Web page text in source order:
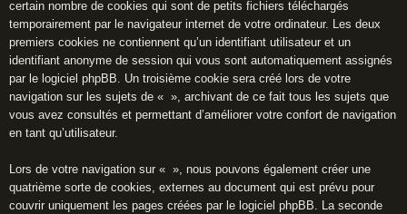
certain nombre de cookies qui sont de petits fichiers téléchargés
temporairement par le navigateur internet de votre ordinateur. Les deux
premiers cookies ne contiennent qu’un identifiant utilisateur et un
identifiant anonyme de session qui vous sont automatiquement assignés
par le logiciel phpBB. Un troisième cookie sera créé lors de votre
navigation sur les sujets de « », archivant de ce fait tous les sujets que
vous avez consultés et permettant d’améliorer votre confort de navigation
en tant qu’utilisateur.
Lors de votre navigation sur « », nous pouvons également créer une
quatrième sorte de cookies, externes au document qui est prévu pour
couvrir uniquement les pages créées par le logiciel phpBB. La seconde